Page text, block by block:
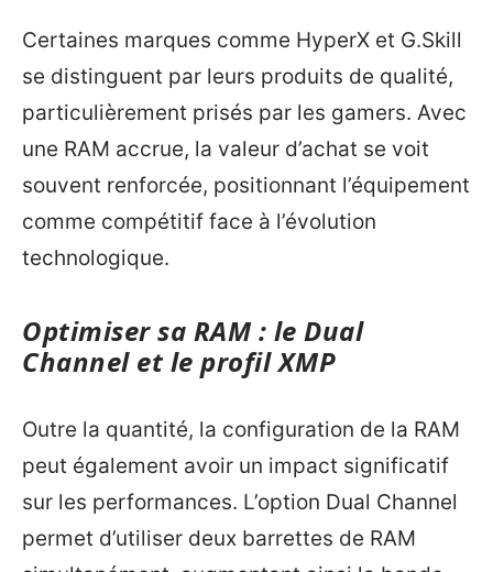
Certaines marques comme HyperX et G.Skill
se distinguent par leurs produits de qualité,
particulièrement prisés par les gamers. Avec
une RAM accrue, la valeur d’achat se voit
souvent renforcée, positionnant l’équipement
comme compétitif face à l’évolution
technologique.
Optimiser sa RAM : le Dual
Channel et le profil XMP
Outre la quantité, la configuration de la RAM
peut également avoir un impact significatif
sur les performances. L’option Dual Channel
permet d’utiliser deux barrettes de RAM